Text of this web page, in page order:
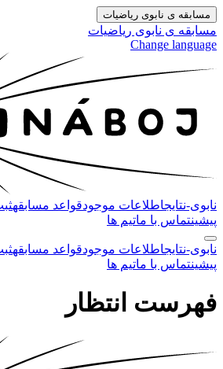
مسابقه ی نابوی ریاضیات
مسابقه ی نابوی ریاضیات
Change language
نابوی-نتایجاطلاعات موجودقواعد مسابقه
پیشینتماس با ماتیم ها
نابوی-نتایجاطلاعات موجودقواعد مسابقه
پیشینتماس با ماتیم ها
فهرست انتظار